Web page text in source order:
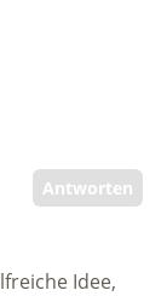
Antworten
Idee,